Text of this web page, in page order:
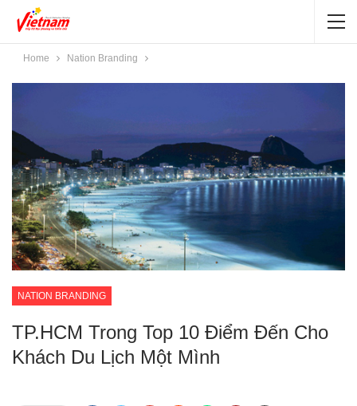
Home Nation Branding
NATION BRANDING
TP.HCM Trong Top 10 Điểm Đến Cho
Khách Du Lịch Một Mình